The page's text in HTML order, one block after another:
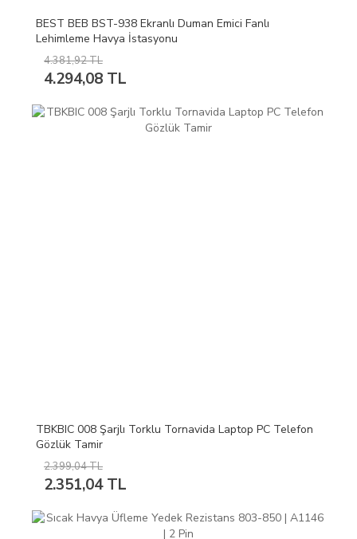
BEST BEB BST-938 Ekranlı Duman Emici Fanlı
Lehimleme Havya İstasyonu
4.381,92 TL
4.294,08 TL
TBKBIC 008 Şarjlı Torklu Tornavida Laptop PC Telefon
Gözlük Tamir
2.399,04 TL
2.351,04 TL